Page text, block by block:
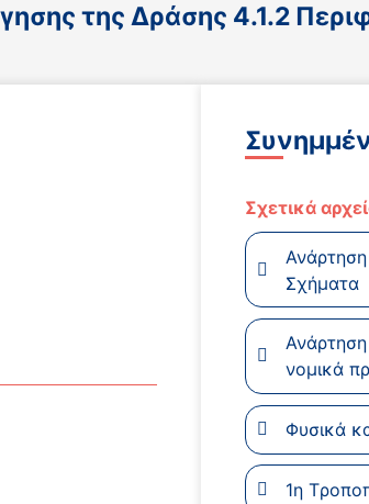
της Δράσης 4.1.2
Σχετικά
Σχήματα
νομικά
Φυσικά
1η